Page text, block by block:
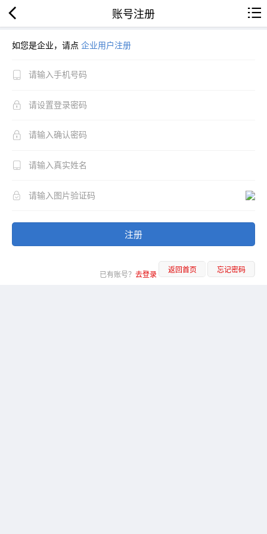
账号注册
如您是企业，请点 企业用户注册
注册
已有账号？ 去登录 返回首页 忘记密码